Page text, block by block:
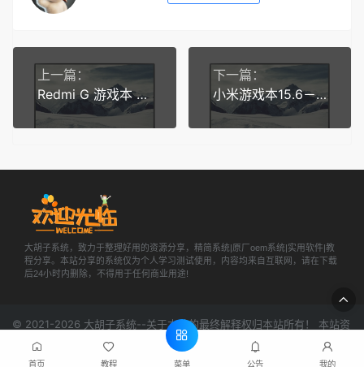
上一篇：
Redmi G 游戏本 2022 原厂Windows 11操作系统
下一篇：
小米游戏本15.6－8代全系-I5_8300H&I7_8750H（TM1801）
大胡子系统，致力于整理好用的资源分享，精简系统|原厂oem系统|实用软件|教
程分享。本站分享的系统仅为个人学习测试使用，内容均来自互联网，请在下载
后24小时内删除，不得用于任何商业用途!
© 2021-2026 大胡子系统--关于本站的最终解释权归本站所有！ 本站资
源来源于网络，本站仅做收集归纳，严禁用于商业用途!
网站地图
首页 教程 菜单 公告 我的